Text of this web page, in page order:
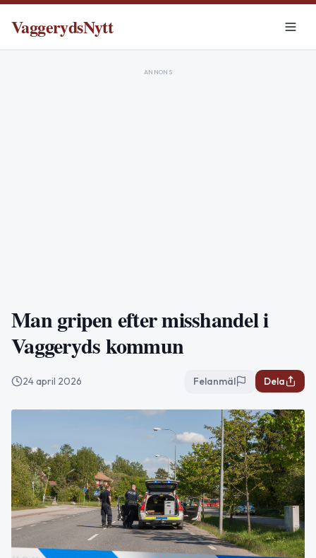
VaggerydsNytt
ANNONS
Man gripen efter misshandel i
Vaggeryds kommun
24 april 2026 Felanmäl Dela